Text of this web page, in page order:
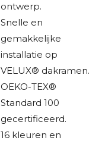
ontwerp.
Snelle en
gemakkelijke
installatie op
VELUX® dakramen.
OEKO-TEX®
Standard 100
gecertificeerd.
16 kleuren en